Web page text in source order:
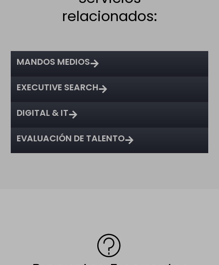
relacionados:
MANDOS MEDIOS
EXECUTIVE SEARCH
DIGITAL & IT
EVALUACIÓN DE TALENTO